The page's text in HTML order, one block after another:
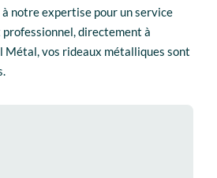
notre expertise pour un service
directement à
Métal, vos rideaux métalliques sont